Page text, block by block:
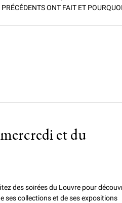
ONT FAIT ET
et du
des soirées du Louvre pour
ses collections et de ses expositions